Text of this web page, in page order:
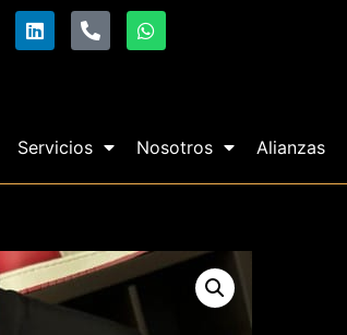
Servicios Nosotros Alianzas